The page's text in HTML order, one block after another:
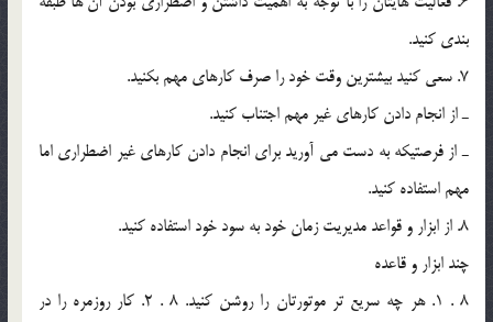
بندي کنيد.
7. سعي کنيد بيشترين وقت خود را صرف کارهاي مهم بکنيد.
ـ از انجام دادن کارهاي غير مهم اجتناب کنيد.
ـ از فرصتيکه به دست مي آوريد براي انجام دادن کارهاي غير اضطراري اما
مهم استفاده کنيد.
8. از ابزار و قواعد مديريت زمان خود به سود خود استفاده کنيد.
چند ابزار و قاعده
8 . 1. هر چه سريع تر موتورتان را روشن کنيد. 8 . 2. کار روزمره را در